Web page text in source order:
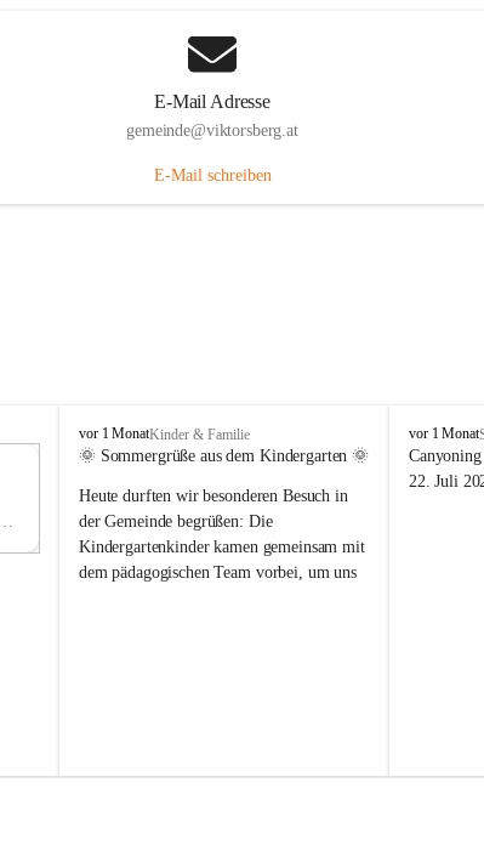
E-Mail Adresse
gemeinde@viktorsberg.at
E-Mail schreiben
6836 Viktorsberg, AUT
V
i
t
o
r
s
vor 1 MonatKinder & Familie
🌞 Sommergrüße aus dem Kindergarten 🌞
Heute durften wir besonderen Besuch in
der Gemeinde begrüßen: Die
Kindergartenkinder kamen gemeinsam mit
dem pädagogischen Team vorbei, um uns
V
i
k
vor 1 Monat
22. Juli